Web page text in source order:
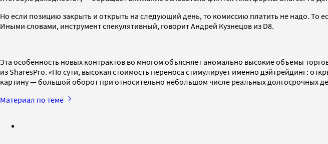
Но если позицию закрыть и открыть на следующий день, то комиссию платить не надо. То
Иными словами, инструмент спекулятивный, говорит Андрей Кузнецов из D8.
Эта особенность новых контрактов во многом объясняет аномально высокие объемы
из SharesPro. «По сути, высокая стоимость переноса стимулирует именно дэйтрейдинг:
картину — большой оборот при относительно небольшом числе реальных долгосрочных
Материал по теме